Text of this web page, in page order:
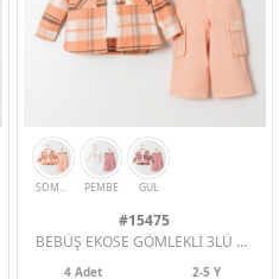
BEYAZ BORDO
#15475
BEBÜŞ EKOSE GÖMLEKLİ 3LÜ ÇOCUK TAKIM
4 Adet 2-5 Y